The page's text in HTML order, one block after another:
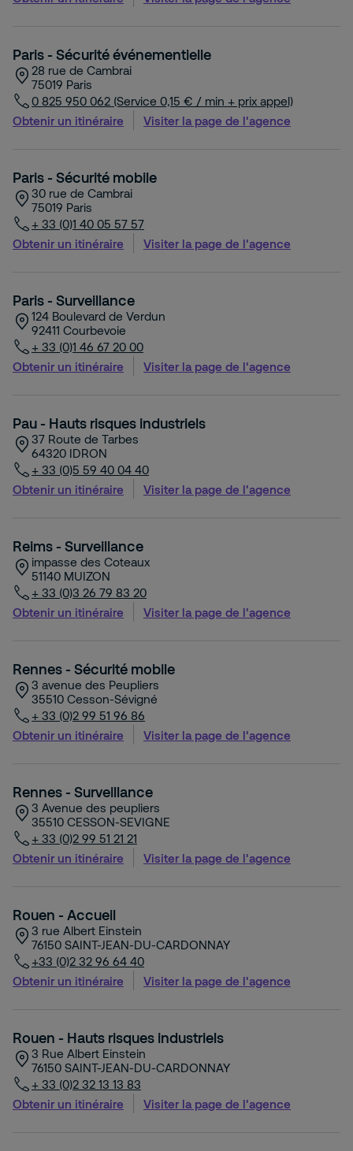
Paris - Sécurité événementielle
28 rue de Cambrai
75019 Paris
0 825 950 062 (Service 0,15 € / min + prix appel)
Obtenir un itinéraire
Visiter la page de l'agence
Paris - Sécurité mobile
30 rue de Cambrai
75019 Paris
+ 33 (0)1 40 05 57 57
Obtenir un itinéraire
Visiter la page de l'agence
Paris - Surveillance
124 Boulevard de Verdun
92411 Courbevoie
+ 33 (0)1 46 67 20 00
Obtenir un itinéraire
Visiter la page de l'agence
Pau - Hauts risques industriels
37 Route de Tarbes
64320 IDRON
+ 33 (0)5 59 40 04 40
Obtenir un itinéraire
Visiter la page de l'agence
Reims - Surveillance
impasse des Coteaux
51140 MUIZON
+ 33 (0)3 26 79 83 20
Obtenir un itinéraire
Visiter la page de l'agence
Rennes - Sécurité mobile
3 avenue des Peupliers
35510 Cesson-Sévigné
+ 33 (0)2 99 51 96 86
Obtenir un itinéraire
Visiter la page de l'agence
Rennes - Surveillance
3 Avenue des peupliers
35510 CESSON-SEVIGNE
+ 33 (0)2 99 51 21 21
Obtenir un itinéraire
Visiter la page de l'agence
Rouen - Accueil
3 rue Albert Einstein
76150 SAINT-JEAN-DU-CARDONNAY
+33 (0)2 32 96 64 40
Obtenir un itinéraire
Visiter la page de l'agence
Rouen - Hauts risques industriels
3 Rue Albert Einstein
76150 SAINT-JEAN-DU-CARDONNAY
+ 33 (0)2 32 13 13 83
Obtenir un itinéraire
Visiter la page de l'agence